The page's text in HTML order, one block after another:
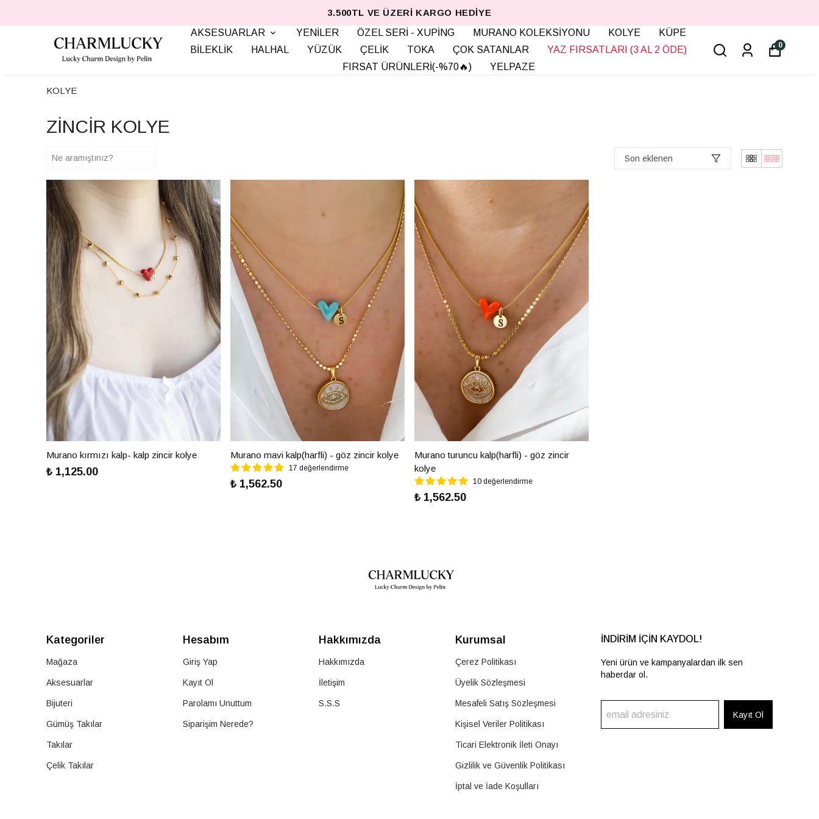
3.500TL VE ÜZERI KARGO HEDIYE
AKSESUARLAR
YENİLER ÖZEL SERİ - XUPİNG MURANO KOLEKSİYONU KOLYE
KÜPE
BİLEKLİK
HALHAL YÜZÜK ÇELİK TOKA ÇOK SATANLAR
YAZ FIRSATLARI (3 AL 2 ÖDE)
FIRSAT ÜRÜNLERİ(-%70🔥)
YELPAZE
0
KOLYE
ZİNCİR KOLYE
Son eklenen
Murano kırmızı kalp- kalp zincir kolye
₺ 1,125.00
Murano mavi kalp(harfli) - göz zincir kolye
17 değerlendirme
₺ 1,562.50
Murano turuncu kalp(harfli) - göz zincir
kolye
10 değerlendirme
₺ 1,562.50
Kategoriler
Mağaza
Aksesuarlar
Bijuteri
Gümüş Takılar
Takılar
Çelik Takılar
Hesabım
Giriş Yap
Kayıt Ol
Parolamı Unuttum
Siparişim Nerede?
Hakkımızda
Hakkımızda
İletişim
S.S.S
Kurumsal
Çerez Politikası
Üyelik Sözleşmesi
Mesafeli Satış Sözleşmesi
Kişisel Veriler Politikası
Ticari Elektronik İleti Onayı
Gizlilik ve Güvenlik Politikası
İptal ve İade Koşulları
İNDİRİM İÇİN KAYDOL!
Yeni ürün ve kampanyalardan ilk sen
haberdar ol.
Kayıt Ol